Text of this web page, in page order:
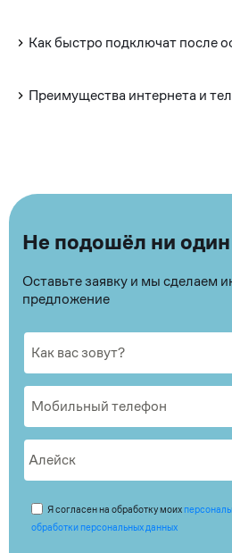
Как быстро подключат после
Преимущества интернета и
Не подошёл ни
Оставьте заявку и мы сделаем
предложение
Я согласен на обработку моих
обработки персональных данных